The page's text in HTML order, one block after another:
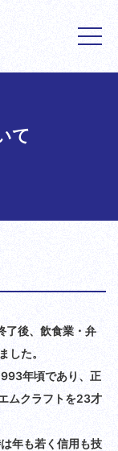
て
了後、飲食業・弁
した。
年頃であり、正
ムクラフトを23才
年も若く信用も技